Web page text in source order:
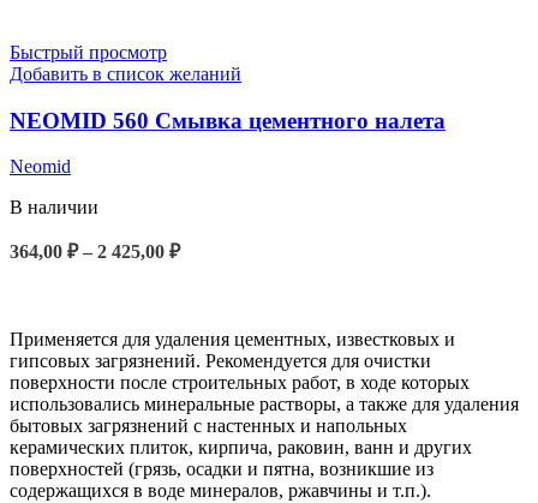
Быстрый просмотр
Добавить в список желаний
NEOMID 560 Смывка цементного налета
Neomid
В наличии
364,00 ₽ – 2 425,00 ₽
Применяется для удаления цементных, известковых и
гипсовых загрязнений. Рекомендуется для очистки
поверхности после строительных работ, в ходе которых
использовались минеральные растворы, а также для удаления
бытовых загрязнений с настенных и напольных
керамических плиток, кирпича, раковин, ванн и других
поверхностей (грязь, осадки и пятна, возникшие из
содержащихся в воде минералов, ржавчины и т.п.).